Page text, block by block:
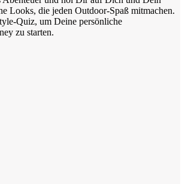
Looks, die jeden Outdoor-Spaß mitmachen.
Quiz, um Deine persönliche
zu starten.